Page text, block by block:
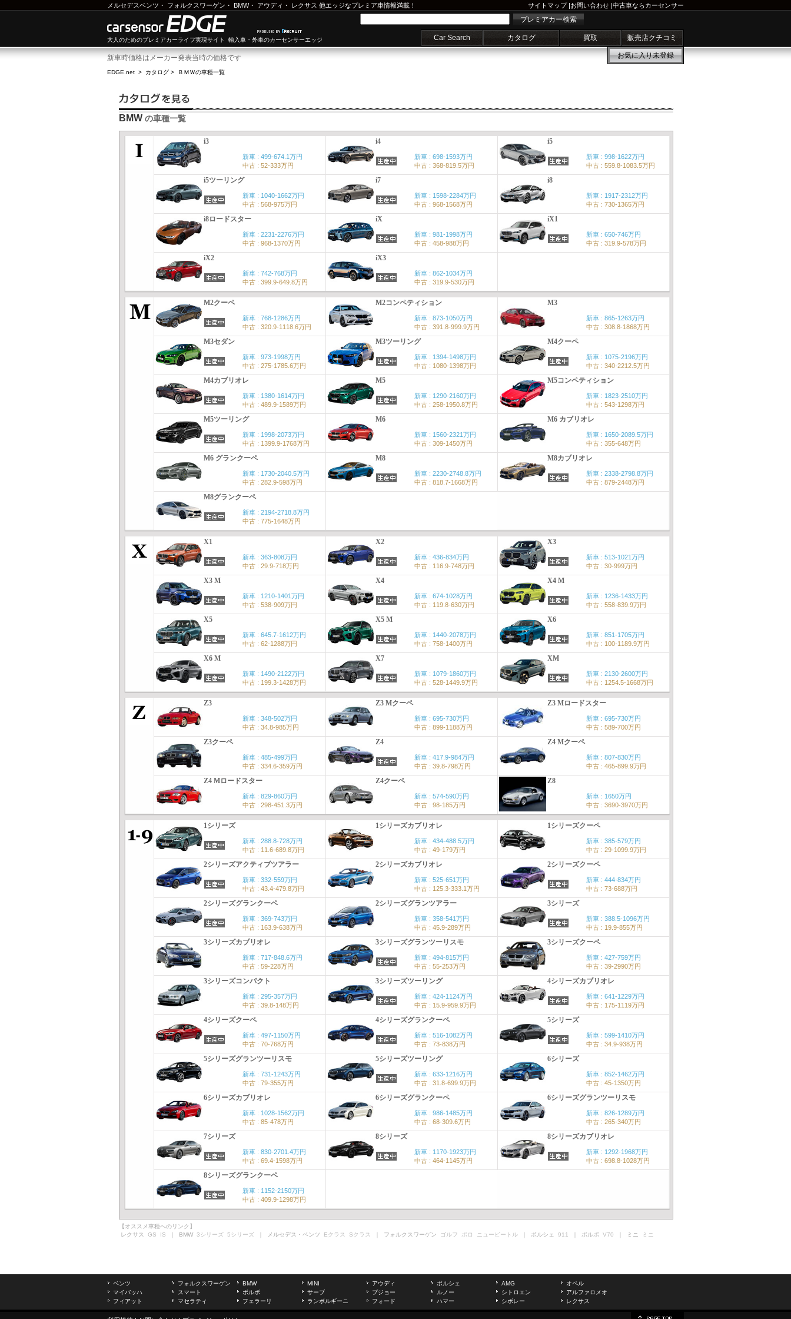
メルセデスベンツ ・ フォルクスワーゲン ・ BMW・ アウディ ・ レクサス 他エッジなプレミア車情報満載！ サイトマップ|お問い合わせ |中古車ならカーセンサー
大人のためのプレミアカーライフ実現サイト 輸入車・外車のカーセンサーエッジ
プレミアカー検索
Car Search カタログ 買取 販売店クチコミ
お気に入り未登録
新車時価格はメーカー発表当時の価格です
EDGE.net > カタログ > ＢＭＷの車種一覧
BMW の車種一覧
i3
新車 : 499-674.1万円
中古 : 52-333万円
i4
新車 : 698-1593万円
中古 : 368-819.5万円
i5
新車 : 998-1622万円
中古 : 559.8-1083.5万円
i5ツーリング
新車 : 1040-1662万円
中古 : 568-975万円
i7
新車 : 1598-2284万円
中古 : 968-1568万円
i8
新車 : 1917-2312万円
中古 : 730-1365万円
i8ロードスター
新車 : 2231-2276万円
中古 : 968-1370万円
iX
新車 : 981-1998万円
中古 : 458-988万円
iX1
新車 : 650-746万円
中古 : 319.9-578万円
iX2
新車 : 742-768万円
中古 : 399.9-649.8万円
iX3
新車 : 862-1034万円
中古 : 319.9-530万円
M2クーペ
新車 : 768-1286万円
中古 : 320.9-1118.6万円
M2コンペティション
新車 : 873-1050万円
中古 : 391.8-999.9万円
M3
新車 : 865-1263万円
中古 : 308.8-1868万円
M3セダン
新車 : 973-1998万円
中古 : 275-1785.6万円
M3ツーリング
新車 : 1394-1498万円
中古 : 1080-1398万円
M4クーペ
新車 : 1075-2196万円
中古 : 340-2212.5万円
M4カブリオレ
新車 : 1380-1614万円
中古 : 489.9-1589万円
M5
新車 : 1290-2160万円
中古 : 258-1950.8万円
M5コンペティション
新車 : 1823-2510万円
中古 : 543-1298万円
M5ツーリング
新車 : 1998-2073万円
中古 : 1399.9-1768万円
M6
新車 : 1560-2321万円
中古 : 309-1450万円
M6 カブリオレ
新車 : 1650-2089.5万円
中古 : 355-648万円
M6 グランクーペ
新車 : 1730-2040.5万円
中古 : 282.9-598万円
M8
新車 : 2230-2748.8万円
中古 : 818.7-1668万円
M8カブリオレ
新車 : 2338-2798.8万円
中古 : 879-2448万円
M8グランクーペ
新車 : 2194-2718.8万円
中古 : 775-1648万円
X1
新車 : 363-808万円
中古 : 29.9-718万円
X2
新車 : 436-834万円
中古 : 116.9-748万円
X3
新車 : 513-1021万円
中古 : 30-999万円
X3 M
新車 : 1210-1401万円
中古 : 538-909万円
X4
新車 : 674-1028万円
中古 : 119.8-630万円
X4 M
新車 : 1236-1433万円
中古 : 558-839.9万円
X5
新車 : 645.7-1612万円
中古 : 62-1288万円
X5 M
新車 : 1440-2078万円
中古 : 758-1400万円
X6
新車 : 851-1705万円
中古 : 100-1189.9万円
X6 M
新車 : 1490-2122万円
中古 : 199.3-1428万円
X7
新車 : 1079-1860万円
中古 : 528-1449.9万円
XM
新車 : 2130-2600万円
中古 : 1254.5-1668万円
Z3
新車 : 348-502万円
中古 : 34.8-985万円
Z3 Mクーペ
新車 : 695-730万円
中古 : 899-1188万円
Z3 Mロードスター
新車 : 695-730万円
中古 : 589-700万円
Z3クーペ
新車 : 485-499万円
中古 : 334.6-359万円
Z4
新車 : 417.9-984万円
中古 : 39.8-798万円
Z4 Mクーペ
新車 : 807-830万円
中古 : 465-899.9万円
Z4 Mロードスター
新車 : 829-860万円
中古 : 298-451.3万円
Z4クーペ
新車 : 574-590万円
中古 : 98-185万円
Z8
新車 : 1650万円
中古 : 3690-3970万円
1シリーズ
新車 : 288.8-728万円
中古 : 11.6-689.8万円
1シリーズカブリオレ
新車 : 434-488.5万円
中古 : 49-179万円
1シリーズクーペ
新車 : 385-579万円
中古 : 29-1099.9万円
2シリーズアクティブツアラー
新車 : 332-559万円
中古 : 43.4-479.8万円
2シリーズカブリオレ
新車 : 525-651万円
中古 : 125.3-333.1万円
2シリーズクーペ
新車 : 444-834万円
中古 : 73-688万円
2シリーズグランクーペ
新車 : 369-743万円
中古 : 163.9-638万円
2シリーズグランツアラー
新車 : 358-541万円
中古 : 45.9-289万円
3シリーズ
新車 : 388.5-1096万円
中古 : 19.9-855万円
3シリーズカブリオレ
新車 : 717-848.6万円
中古 : 59-228万円
3シリーズグランツーリスモ
新車 : 494-815万円
中古 : 55-253万円
3シリーズクーペ
新車 : 427-759万円
中古 : 39-2990万円
3シリーズコンパクト
新車 : 295-357万円
中古 : 39.8-148万円
3シリーズツーリング
新車 : 424-1124万円
中古 : 15.9-959.9万円
4シリーズカブリオレ
新車 : 641-1229万円
中古 : 175-1119万円
4シリーズクーペ
新車 : 497-1150万円
中古 : 70-768万円
4シリーズグランクーペ
新車 : 516-1082万円
中古 : 73-838万円
5シリーズ
新車 : 599-1410万円
中古 : 34.9-938万円
5シリーズグランツーリスモ
新車 : 731-1243万円
中古 : 79-355万円
5シリーズツーリング
新車 : 633-1216万円
中古 : 31.8-699.9万円
6シリーズ
新車 : 852-1462万円
中古 : 45-1350万円
6シリーズカブリオレ
新車 : 1028-1562万円
中古 : 85-478万円
6シリーズグランクーペ
新車 : 986-1485万円
中古 : 68-309.6万円
6シリーズグランツーリスモ
新車 : 826-1289万円
中古 : 265-340万円
7シリーズ
新車 : 830-2701.4万円
中古 : 69.4-1598万円
8シリーズ
新車 : 1170-1923万円
中古 : 464-1145万円
8シリーズカブリオレ
新車 : 1292-1968万円
中古 : 698.8-1028万円
8シリーズグランクーペ
新車 : 1152-2150万円
中古 : 409.9-1298万円
【オススメ車種へのリンク】
レクサス GS IS ｜ BMW 3シリーズ 5シリーズ ｜ メルセデス・ベンツ Eクラス Sクラス ｜ フォルクスワーゲン ゴルフ ポロ ニュービートル ｜ ポルシェ 911 ｜ ボルボ V70 ｜ ミニ ミニ
ベンツ フォルクスワーゲン BMW MINI アウディ ポルシェ AMG
オペル
マイバッハ
スマート ボルボ サーブ プジョー ルノー シトロエン
アルファロメオ
フィアット
マセラティ フェラーリ ランボルギーニ フォード ハマー シボレー レクサス